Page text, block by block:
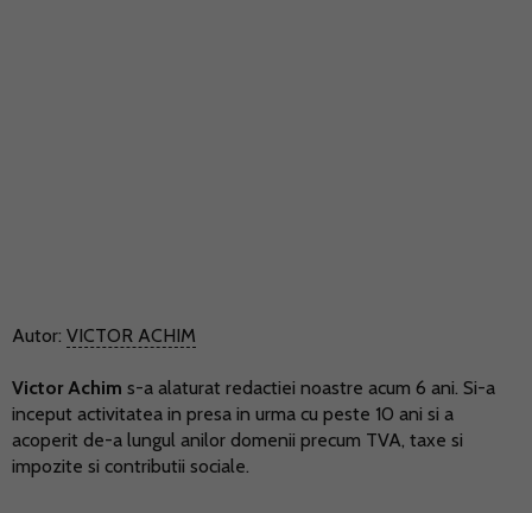
Autor: VICTOR ACHIM
Victor Achim s-a alaturat redactiei noastre acum 6 ani. Si-a
inceput activitatea in presa in urma cu peste 10 ani si a
acoperit de-a lungul anilor domenii precum TVA, taxe si
impozite si contributii sociale.